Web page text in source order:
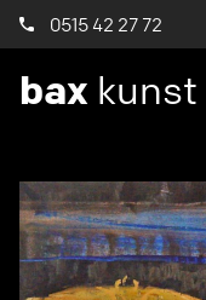
0515 42 27 72
bax kunst